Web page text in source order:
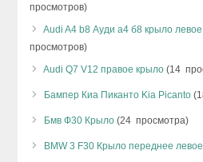
просмотров)
Audi A4 b8 Ауди а4 б8 крыло
просмотров)
Audi Q7 V12 правое крыло (14
Бампер Киа Пиканто Kia Picanto
Бмв Ф30 Крыло (24 просмотра)
BMW 3 F30 Крыло переднее левое